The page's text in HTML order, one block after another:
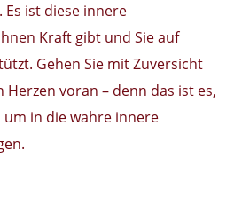
ist diese innere
Kraft gibt und Sie auf
Gehen Sie mit Zuversicht
voran – denn das ist es,
in die wahre innere